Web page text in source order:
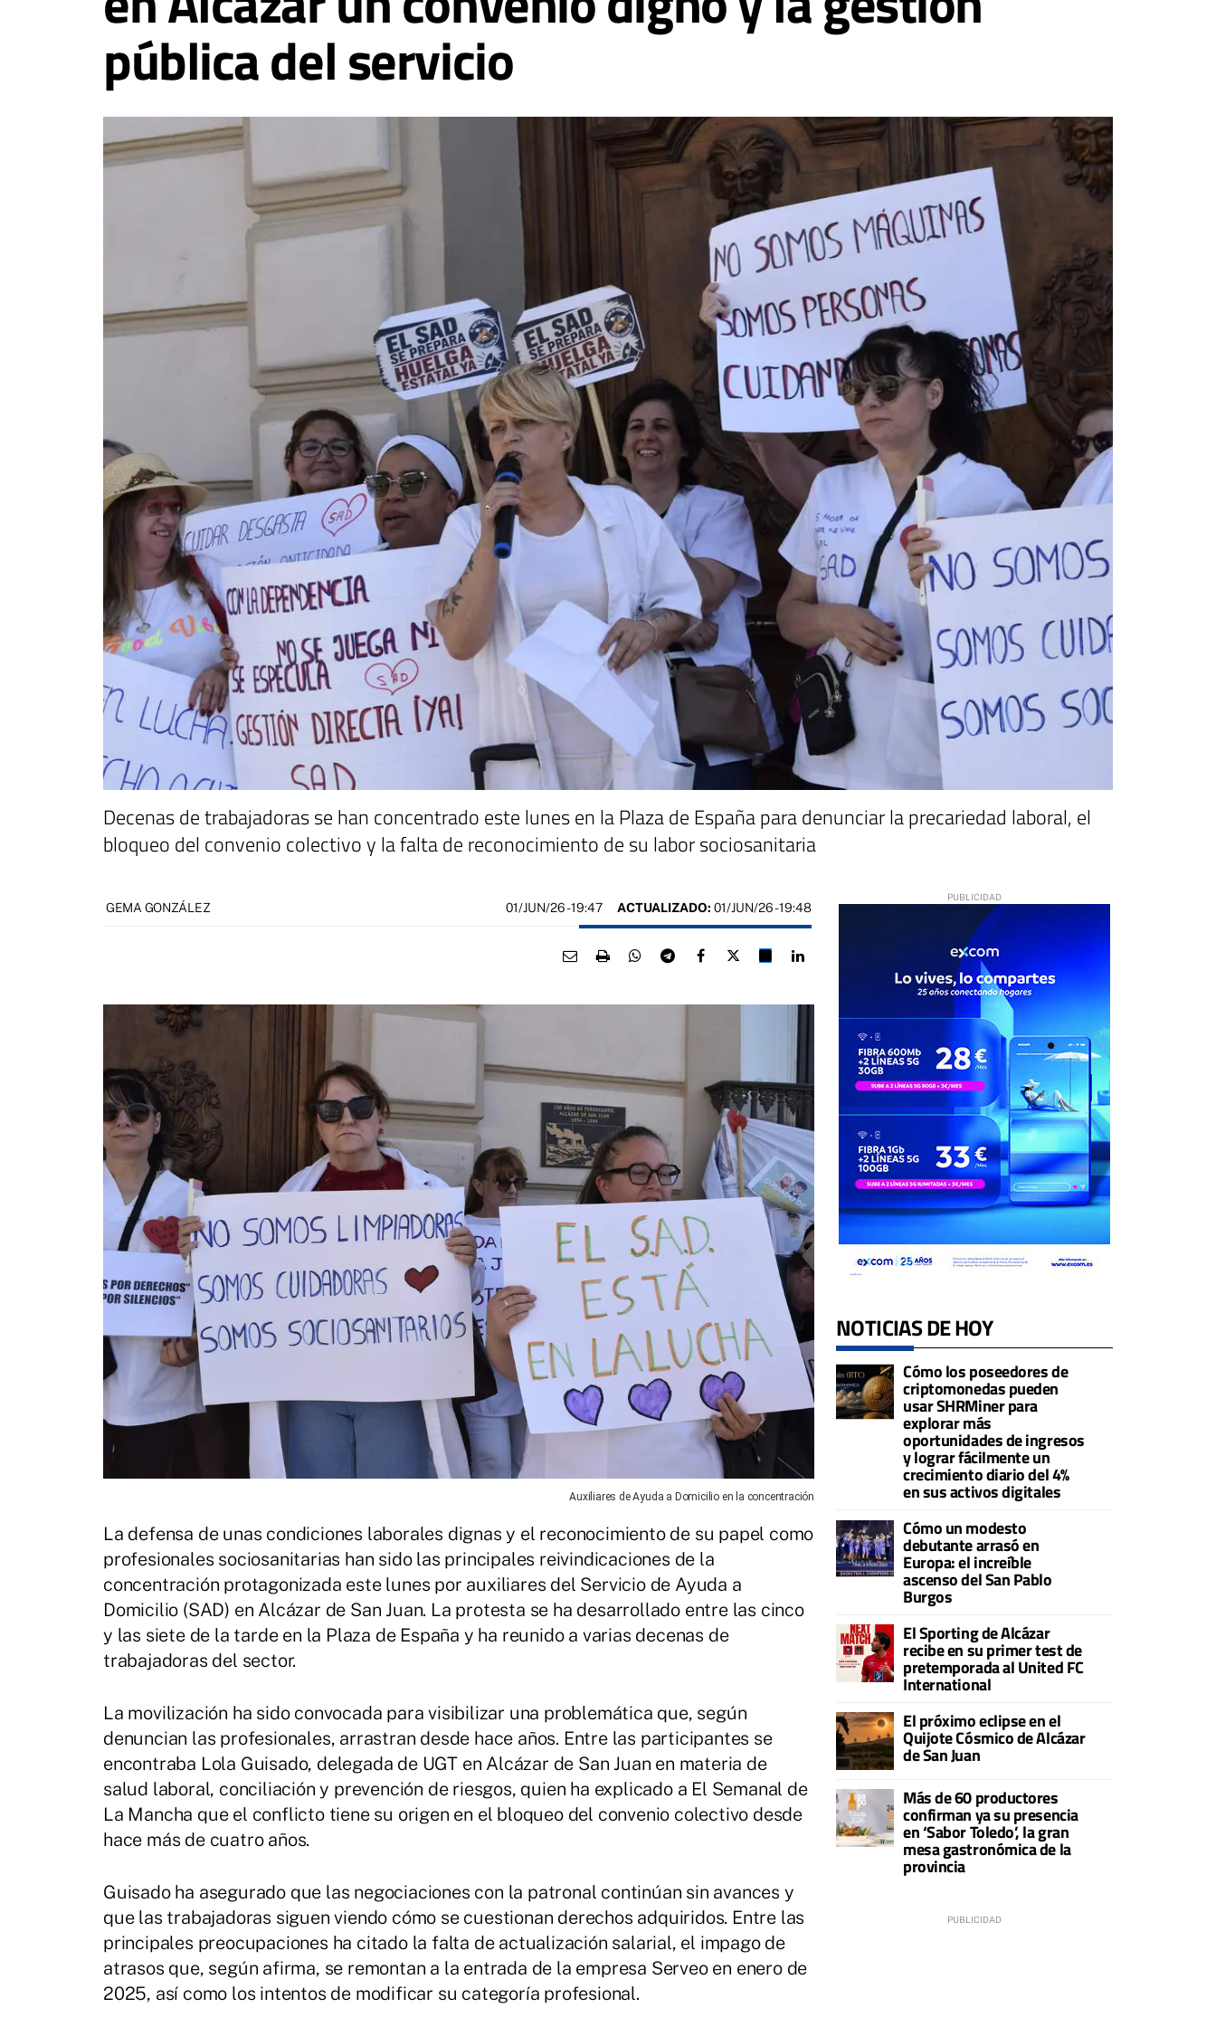
pública del servicio
Decenas de trabajadoras se han concentrado este lunes en la Plaza de España para denunciar la precariedad laboral, el
bloqueo del convenio colectivo y la falta de reconocimiento de su labor sociosanitaria
GEMA GONZÁLEZ 01/JUN/26- 19:47 ACTUALIZADO: 01/JUN/26 - 19:48
Auxiliares de Ayuda a Domicilio en la concentración
La defensa de unas condiciones laborales dignas y el reconocimiento de su papel como
profesionales sociosanitarias han sido las principales reivindicaciones de la
concentración protagonizada este lunes por auxiliares del Servicio de Ayuda a
Domicilio (SAD) en Alcázar de San Juan. La protesta se ha desarrollado entre las cinco
y las siete de la tarde en la Plaza de España y ha reunido a varias decenas de
trabajadoras del sector.
La movilización ha sido convocada para visibilizar una problemática que, según
denuncian las profesionales, arrastran desde hace años. Entre las participantes se
encontraba Lola Guisado, delegada de UGT en Alcázar de San Juan en materia de
salud laboral, conciliación y prevención de riesgos, quien ha explicado a El Semanal de
La Mancha que el conflicto tiene su origen en el bloqueo del convenio colectivo desde
hace más de cuatro años.
Guisado ha asegurado que las negociaciones con la patronal continúan sin avances y
que las trabajadoras siguen viendo cómo se cuestionan derechos adquiridos. Entre las
principales preocupaciones ha citado la falta de actualización salarial, el impago de
atrasos que, según afirma, se remontan a la entrada de la empresa Serveo en enero de
2025, así como los intentos de modificar su categoría profesional.
NOTICIAS DE HOY
Cómo los poseedores de
criptomonedas pueden
usar SHRMiner para
explorar más
oportunidades de ingresos
y lograr fácilmente un
crecimiento diario del 4%
en sus activos digitales
Cómo un modesto
debutante arrasó en
Europa: el increíble
ascenso del San Pablo
Burgos
El Sporting de Alcázar
recibe en su primer test de
pretemporada al United FC
International
El próximo eclipse en el
Quijote Cósmico de Alcázar
de San Juan
Más de 60 productores
confirman ya su presencia
en ‘Sabor Toledo’, la gran
mesa gastronómica de la
provincia